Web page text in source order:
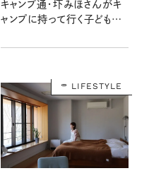
キャンプ通・圷みほさんがキ
ャンプに持って行く子どもの
LIFESTYLE